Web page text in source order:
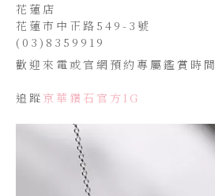
花蓮店
花蓮市中正路549-3號
(03)8359919
歡迎來電或官網預約專屬鑑賞時間
追蹤京華鑽石官方IG